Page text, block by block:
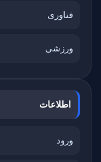
فناوری
ورزشی
اطلاعات
ورود